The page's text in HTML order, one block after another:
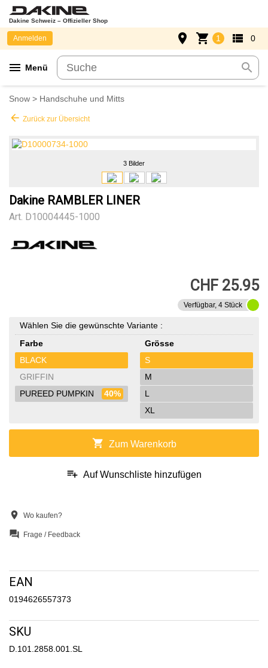
Dakine Schweiz – Offizieller Shop
menu Menü search
Anmelden place shopping_cart 1 view_list 0
Snow > Handschuhe und Mitts
arrow_back Zurück zur Übersicht
3 Bilder
Dakine RAMBLER LINER
Art. D10004445-1000
CHF 25.95
Verfügbar, 4 Stück
Wählen Sie die gewünschte Variante :
Farbe
BLACK
GRIFFIN
PUREED PUMPKIN
40%
Grösse
S
M
L
XL
shopping_cart Zum Warenkorb
playlist_add Auf Wunschliste hinzufügen
location_on Wo kaufen?
question_answer Frage / Feedback
EAN
0194626557373
SKU
D.101.2858.001.SL